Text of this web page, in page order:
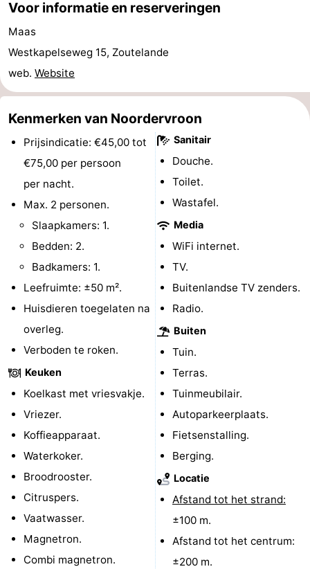
van
Veere
-
Oranjezon
Oostkapelle
-
Natuur
Mantelingen
-
Domburg
Westkapelle
-
Natuur
Walcherse
bos
Dishoek
Vlissingen
-
Middelburg
Zeeuws-
Vlaanderen
-
Nieuwvliet
-
Sluis
Cadzand
-
Natuur
Het
Zwin
Weer
Contact
Voor informatie en reserveringen
Maas
Westkapelseweg 15, Zoutelande
web. Website
Kenmerken van Noordervroon
Prijsindicatie: €45,00 tot
€75,00 per persoon
per nacht.
Max. 2 personen.
Slaapkamers: 1.
Bedden: 2.
Badkamers: 1.
Leefruimte: ±50 m².
Huisdieren toegelaten na
overleg.
Verboden te roken.
Keuken
Koelkast met vriesvakje.
Vriezer.
Koffieapparaat.
Waterkoker.
Broodrooster.
Citruspers.
Vaatwasser.
Magnetron.
Combi magnetron.
Sanitair
Douche.
Toilet.
Wastafel.
Media
WiFi internet.
TV.
Buitenlandse TV zenders.
Radio.
Buiten
Tuin.
Terras.
Tuinmeubilair.
Autoparkeerplaats.
Fietsenstalling.
Berging.
Locatie
Afstand tot het strand:
±100 m.
Afstand tot het centrum:
±200 m.